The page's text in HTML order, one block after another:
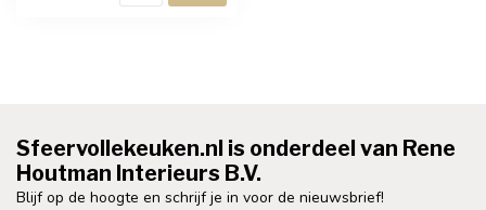
Sfeervollekeuken.nl is onderdeel van Rene
Houtman Interieurs B.V.
Blijf op de hoogte en schrijf je in voor de nieuwsbrief!